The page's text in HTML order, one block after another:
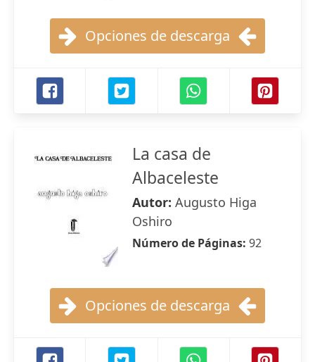
Opciones de descarga
La casa de
Albaceleste
Autor: Augusto Higa
Oshiro
Número de Páginas: 92
Opciones de descarga